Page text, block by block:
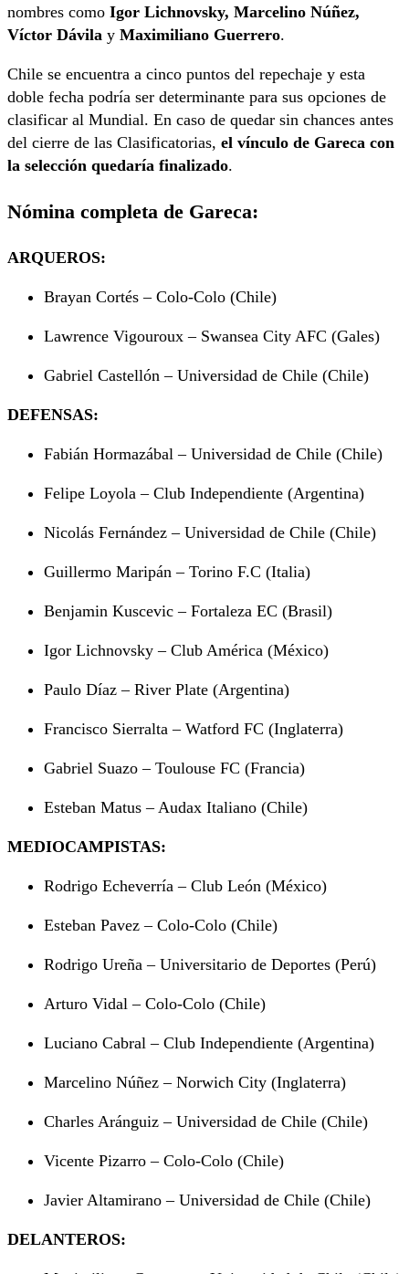
nombres como Igor Lichnovsky, Marcelino Núñez,
Víctor Dávila y Maximiliano Guerrero.
Chile se encuentra a cinco puntos del repechaje y esta
doble fecha podría ser determinante para sus opciones de
clasificar al Mundial. En caso de quedar sin chances antes
del cierre de las Clasificatorias, el vínculo de Gareca con
la selección quedaría finalizado.
Nómina completa de Gareca:
ARQUEROS:
Brayan Cortés – Colo-Colo (Chile)
Lawrence Vigouroux – Swansea City AFC (Gales)
Gabriel Castellón – Universidad de Chile (Chile)
DEFENSAS:
Fabián Hormazábal – Universidad de Chile (Chile)
Felipe Loyola – Club Independiente (Argentina)
Nicolás Fernández – Universidad de Chile (Chile)
Guillermo Maripán – Torino F.C (Italia)
Benjamin Kuscevic – Fortaleza EC (Brasil)
Igor Lichnovsky – Club América (México)
Paulo Díaz – River Plate (Argentina)
Francisco Sierralta – Watford FC (Inglaterra)
Gabriel Suazo – Toulouse FC (Francia)
Esteban Matus – Audax Italiano (Chile)
MEDIOCAMPISTAS:
Rodrigo Echeverría – Club León (México)
Esteban Pavez – Colo-Colo (Chile)
Rodrigo Ureña – Universitario de Deportes (Perú)
Arturo Vidal – Colo-Colo (Chile)
Luciano Cabral – Club Independiente (Argentina)
Marcelino Núñez – Norwich City (Inglaterra)
Charles Aránguiz – Universidad de Chile (Chile)
Vicente Pizarro – Colo-Colo (Chile)
Javier Altamirano – Universidad de Chile (Chile)
DELANTEROS: